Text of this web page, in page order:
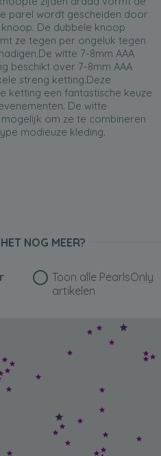
parel wordt gescheiden door
De dubbele knoop
ze tegen per ongeluk tegen
witte 7-8mm AAA
beschikt over 7-8mm AAA
streng ketting.Deze
ketting een fantastische keuze
De witte
om ze te combineren
modieuze kleding.
NOG MEER?
Toon alle PearlsOnly
artikelen